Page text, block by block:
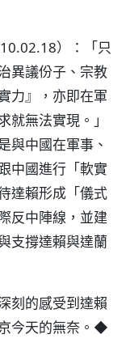
）：「只
異議份子、宗教
力』，亦即在軍
無法實現。」
與中國在軍事、
中國進行「軟實
達賴形成「儀式
反中陣線，並建
支撐達賴與達蘭
刻的感受到達賴
今天的無奈。◆